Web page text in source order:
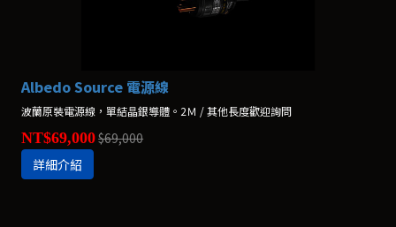
Albedo Source 電源線
波蘭原裝電源線，單結晶銀導體。2Ｍ / 其他長度歡迎詢問
NT$69,000$69,000
詳細介紹